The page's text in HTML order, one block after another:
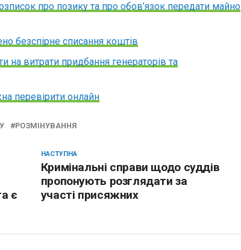
про позику та про обов’язок передати майно
безспірне списання коштів
на витрати придбання генераторів та
перевірити онлайн
РОЗМІНУВАННЯ
НАСТУПНА
Кримінальні справи щодо суддів
пропонують розглядати за
участі присяжних
є